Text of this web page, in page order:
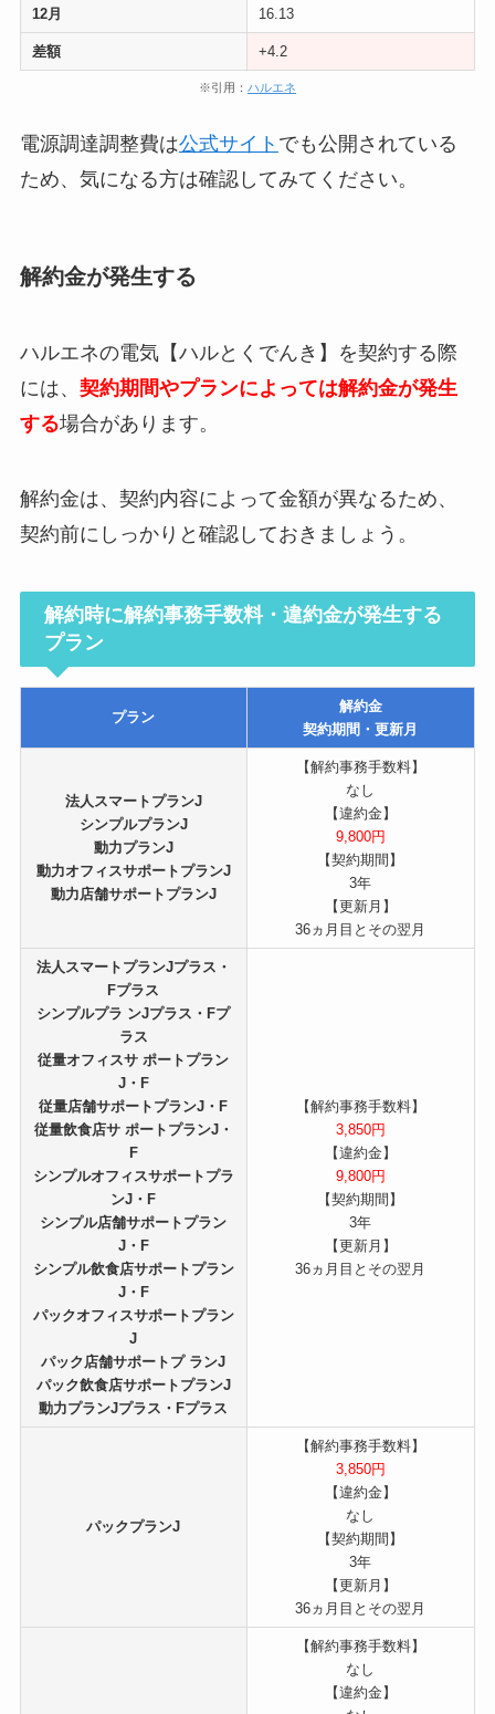
12月 16.13
差額 +4.2
※引用： ハルエネ
電源調達調整費は公式サイト でも公開されている
ため、気になる方は確認してみてください。
解約金が発生する
ハルエネの電気【ハルとくでんき】を契約する際
には、 契約期間やプランによっては解約金が発生
する場合があります。
解約金は、契約内容によって金額が異なるため、
契約前にしっかりと確認しておきましょう。
解約時に解約事務手数料・違約金が発生する
プラン
プラン
解約金
契約期間・更新月
法人スマートプランJ
シンプルプランJ
動力プランJ
動力オフィスサポートプランJ
動力店舗サポートプランJ
【解約事務手数料】
なし
【違約金】
9,800円
【契約期間】
3年
【更新月】
36ヵ月目とその翌月
法人スマートプランJプラス・
Fプラス
シンプルプラ ンJプラス・Fプ
ラス
従量オフィスサ ポートプラン
J・F
従量店舗サポートプランJ・F
従量飲食店サ ポートプランJ・
F
シンプルオフィスサポートプラ
ンJ・F
シンプル店舗サポートプラン
J・F
シンプル飲食店サポートプラン
J・F
パックオフィスサポートプラン
J
パック店舗サポートプ ランJ
パック飲食店サポートプランJ
動力プランJプラス・Fプラス
【解約事務手数料】
3,850円
【違約金】
9,800円
【契約期間】
3年
【更新月】
36ヵ月目とその翌月
パックプランJ
【解約事務手数料】
3,850円
【違約金】
なし
【契約期間】
3年
【更新月】
36ヵ月目とその翌月
【解約事務手数料】
なし
【違約金】